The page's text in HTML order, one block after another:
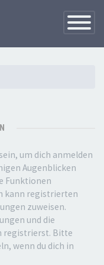
um dich anmelden
Augenblicken
Funktionen
kann registrierten
zuweisen.
und die
registrierst. Bitte
wenn du dich in